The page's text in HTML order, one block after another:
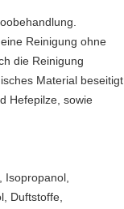
Reinigung ohne
die Reinigung
Material beseitigt
Hefepilze, sowie
Isopropanol,
Duftstoffe,